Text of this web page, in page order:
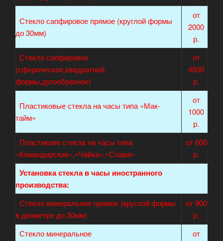
Стекло сапфировое прямое (круглой формы
до 30мм)
от
2000
р.
Стекло сапфировое
(сферическое,квадратной
формы,дугообразное)
от
4500
р.
Пластиковые стекла на часы типа «Мак-
тайм»
от
1000
р.
Пластикове стекла на часы типа
«Командирские»,»Чайка»,»Слава»
от 600
р.
Установка стекла в часы иностранного
производства:
Стекло минеральное прямое (круглой формы
в диаметре до 30мм)
от 900
р.
Стекло минеральное
от